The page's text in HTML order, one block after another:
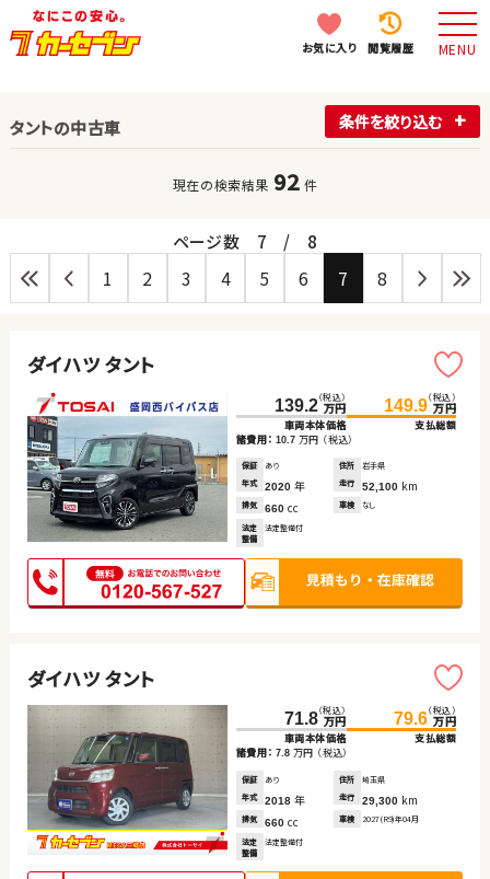
お気に入り 閲覧履歴 MENU
タントの中古車 条件を絞り込む
現在の検索結果 92 件
ページ数 7 / 8
1 2 3 4 5 6 7 8
ダイハツ タント
139.2（税込）
万円
車両本体価格
149.9（税込）
万円
支払総額
諸費用： 10.7 万円 （税込）
保証 あり 住所
岩手県
年式
2020 年 走行 52,100 km
排気 660 cc 車検 なし
法定
整備
法定整備付
ダイハツ タント
71.8（税込）
万円
車両本体価格
79.6（税込）
万円
支払総額
諸費用： 7.8 万円 （税込）
保証 あり 住所
埼玉県
年式
2018 年 走行 29,300 km
排気 660 cc 車検 2027(R9)年04月
法定
整備
法定整備付